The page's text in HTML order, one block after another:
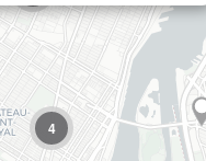
4